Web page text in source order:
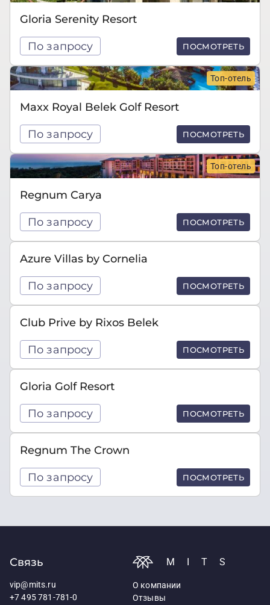
Gloria Serenity Resort
По запросу ПОСМОТРЕТЬ
Топ-отель
Maxx Royal Belek Golf Resort
По запросу ПОСМОТРЕТЬ
Топ-отель
Regnum Carya
По запросу ПОСМОТРЕТЬ
Azure Villas by Cornelia
По запросу ПОСМОТРЕТЬ
Club Prive by Rixos Belek
По запросу ПОСМОТРЕТЬ
Gloria Golf Resort
По запросу ПОСМОТРЕТЬ
Regnum The Crown
По запросу ПОСМОТРЕТЬ
Связь
vip@mits.ru
+7 495 781-781-0
MITS
О компании
Отзывы